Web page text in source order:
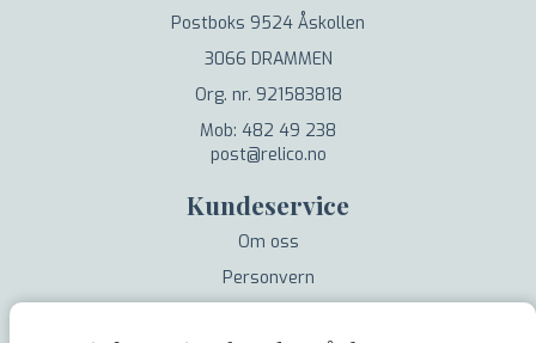
Postboks 9524 Åskollen
3066 DRAMMEN
Org. nr. 921583818
Mob: 482 49 238
post@relico.no
Kundeservice
Om oss
Personvern